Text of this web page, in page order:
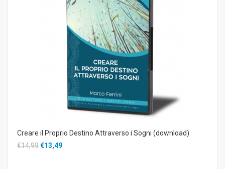
Creare il Proprio Destino Attraverso i Sogni (download)
€14,99€13,49